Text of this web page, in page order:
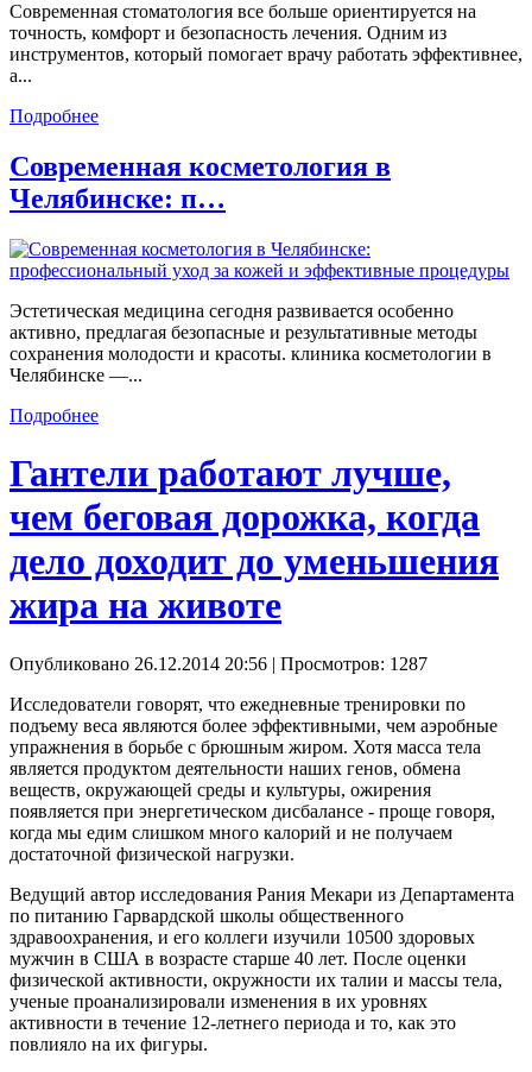
Современная стоматология все больше ориентируется на
точность, комфорт и безопасность лечения. Одним из
инструментов, который помогает врачу работать эффективнее,
а...
Подробнее
Современная косметология в
Челябинске: п…
Эстетическая медицина сегодня развивается особенно
активно, предлагая безопасные и результативные методы
сохранения молодости и красоты. клиника косметологии в
Челябинске —...
Подробнее
Гантели работают лучше,
чем беговая дорожка, когда
дело доходит до уменьшения
жира на животе
Опубликовано 26.12.2014 20:56 | Просмотров: 1287
Исследователи говорят, что ежедневные тренировки по
подъему веса являются более эффективными, чем аэробные
упражнения в борьбе с брюшным жиром. Хотя масса тела
является продуктом деятельности наших генов, обмена
веществ, окружающей среды и культуры, ожирения
появляется при энергетическом дисбалансе - проще говоря,
когда мы едим слишком много калорий и не получаем
достаточной физической нагрузки.
Ведущий автор исследования Рания Мекари из Департамента
по питанию Гарвардской школы общественного
здравоохранения, и его коллеги изучили 10500 здоровых
мужчин в США в возрасте старше 40 лет. После оценки
физической активности, окружности их талии и массы тела,
ученые проанализировали изменения в их уровнях
активности в течение 12-летнего периода и то, как это
повлияло на их фигуры.